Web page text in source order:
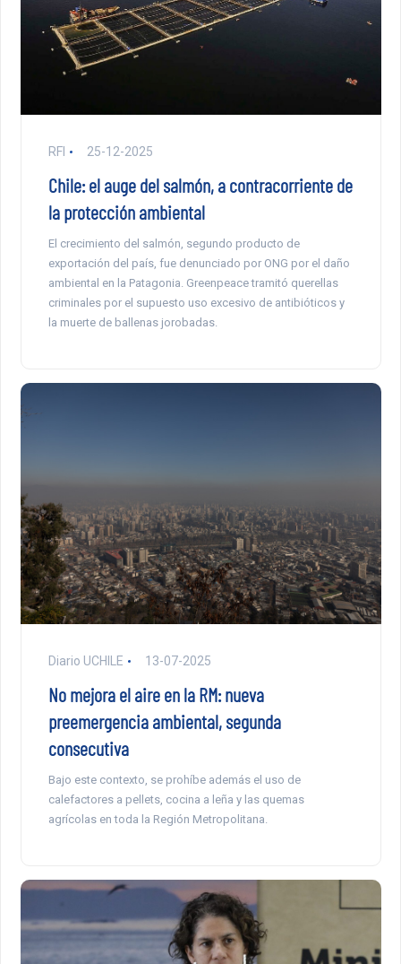
RFI 25-12-2025
Chile: el auge del salmón, a contracorriente de
la protección ambiental
El crecimiento del salmón, segundo producto de
exportación del país, fue denunciado por ONG por el daño
ambiental en la Patagonia. Greenpeace tramitó querellas
criminales por el supuesto uso excesivo de antibióticos y
la muerte de ballenas jorobadas.
Diario UCHILE 13-07-2025
No mejora el aire en la RM: nueva
preemergencia ambiental, segunda
consecutiva
Bajo este contexto, se prohíbe además el uso de
calefactores a pellets, cocina a leña y las quemas
agrícolas en toda la Región Metropolitana.